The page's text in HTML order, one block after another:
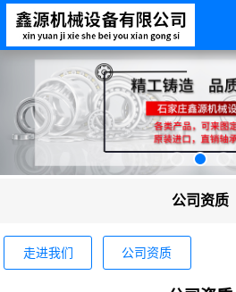
公司资质
走进我们 公司资质